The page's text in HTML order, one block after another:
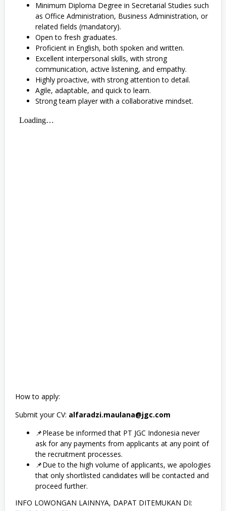
Minimum Diploma Degree in Secretarial Studies such
as Office Administration, Business Administration, or
related fields (mandatory).
Open to fresh graduates.
Proficient in English, both spoken and written.
Excellent interpersonal skills, with strong
communication, active listening, and empathy.
Highly proactive, with strong attention to detail.
Agile, adaptable, and quick to learn.
Strong team player with a collaborative mindset.
How to apply:
Submit your CV: alfaradzi.maulana@jgc.com
📌Please be informed that PT JGC Indonesia never
ask for any payments from applicants at any point of
the recruitment processes.
📌Due to the high volume of applicants, we apologies
that only shortlisted candidates will be contacted and
proceed further.
INFO LOWONGAN LAINNYA, DAPAT DITEMUKAN DI: